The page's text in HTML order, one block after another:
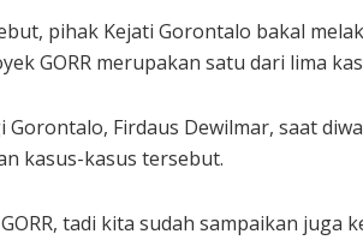
pihak Kejati Gorontalo bakal
GORR merupakan satu dari lima
Gorontalo, Firdaus Dewilmar, saat
kasus-kasus tersebut.
tadi kita sudah sampaikan juga